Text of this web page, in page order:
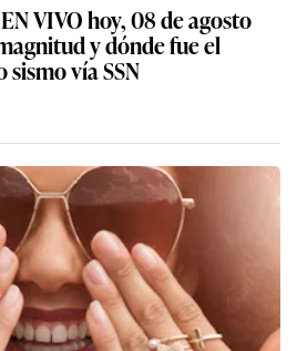
VIVO hoy, 08 de agosto
y dónde fue el
vía SSN